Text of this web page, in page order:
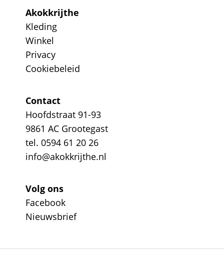
Akokkrijthe
Kleding
Winkel
Privacy
Cookiebeleid
Contact
Hoofdstraat 91-93
9861 AC Grootegast
tel. 0594 61 20 26
info@akokkrijthe.nl
Volg ons
Facebook
Nieuwsbrief